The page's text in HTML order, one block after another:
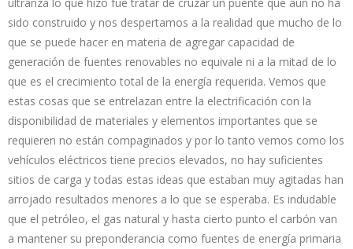
sido construido y nos despertamos a la realidad que mucho de lo
que se puede hacer en materia de agregar capacidad de
generación de fuentes renovables no equivale ni a la mitad de lo
que es el crecimiento total de la energía requerida. Vemos que
estas cosas que se entrelazan entre la electrificación con la
disponibilidad de materiales y elementos importantes que se
requieren no están compaginados y por lo tanto vemos como los
vehículos eléctricos tiene precios elevados, no hay suficientes
sitios de carga y todas estas ideas que estaban muy agitadas han
arrojado resultados menores a lo que se esperaba. Es indudable
que el petróleo, el gas natural y hasta cierto punto el carbón van
a mantener su preponderancia como fuentes de energía primaria